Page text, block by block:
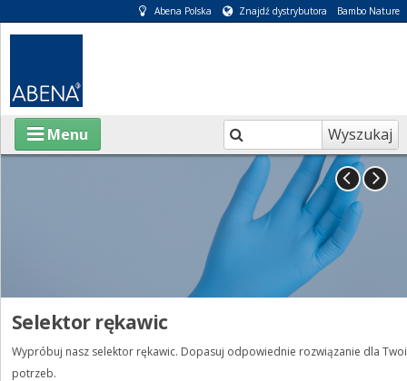
Abena Polska Znajdź dystrybutora Bambo Nature
Wyszukaj
Menu
E-SKLEP
PIELĘGNACJA OSÓB CHORYCH
dla Twoich
Odpowiedzialna własna produkcja
Nowoczesna, świadoma jakości produkcja wyrobów chłonnych